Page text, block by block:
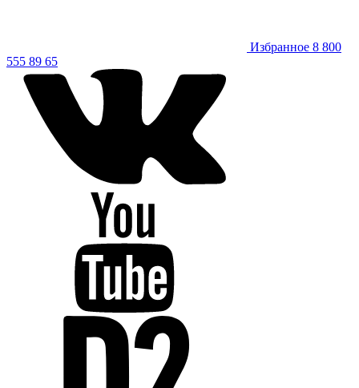
Избранное 8 800
555 89 65